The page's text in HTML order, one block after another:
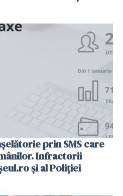
prin SMS care
Infractorii
și al Poliției